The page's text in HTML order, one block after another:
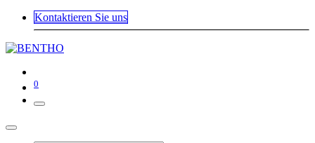
Kontaktieren Sie uns
0